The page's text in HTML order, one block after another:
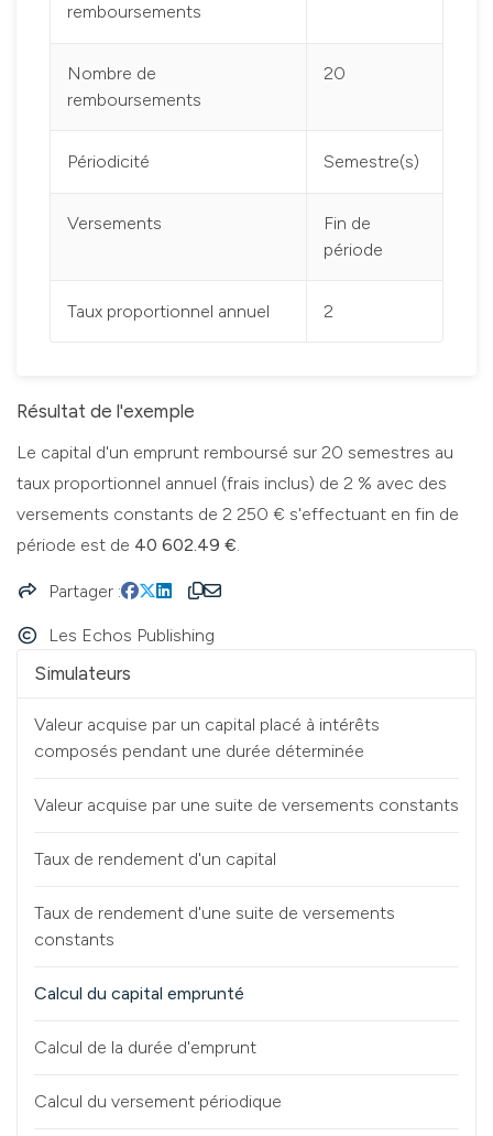
remboursements
Nombre de
remboursements
20
Périodicité Semestre(s)
Versements
Fin de
période
Taux proportionnel annuel 2
Résultat de l'exemple
Le capital d'un emprunt remboursé sur 20 semestres au
taux proportionnel annuel (frais inclus) de 2 % avec des
versements constants de 2 250 € s'effectuant en fin de
période est de 40 602.49 €.
Partager
Les Echos Publishing
Simulateurs
Valeur acquise par un capital placé à intérêts
composés pendant une durée déterminée
Valeur acquise par une suite de versements constants
Taux de rendement d'un capital
Taux de rendement d'une suite de versements
constants
Calcul du capital emprunté
Calcul de la durée d'emprunt
Calcul du versement périodique